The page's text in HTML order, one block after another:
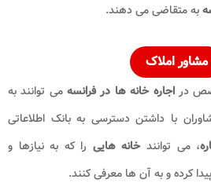
به متقاضی می دهند.
مشاور املاک
در اجاره خانه ها در فرانسهمی توانند به
با داشتن دسترسی به بانک اطلاعاتی
، می توانندخانه هایی را که به نیازها و
کرده و به آن ها معرفی کنند.